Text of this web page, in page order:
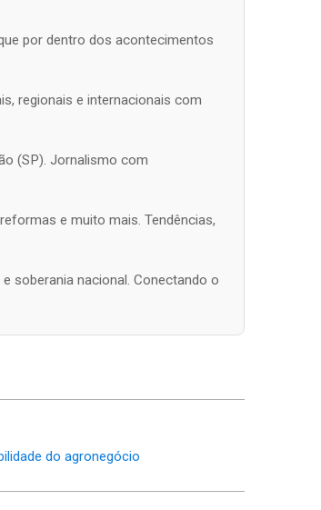
por dentro dos acontecimentos
regionais e internacionais com
(SP). Jornalismo com
e muito mais. Tendências,
soberania nacional. Conectando o
do agronegócio